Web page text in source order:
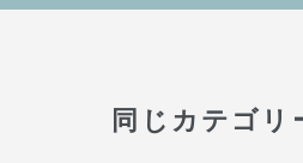
同じカテゴリ